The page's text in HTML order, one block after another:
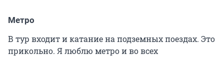
Метро
В тур входит и катание на подземных поездах. Это
прикольно. Я люблю метро и во всех